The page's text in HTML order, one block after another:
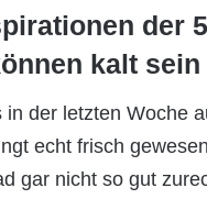
der
kalt sein
in der letzten Woche
echt frisch
gar nicht so gut